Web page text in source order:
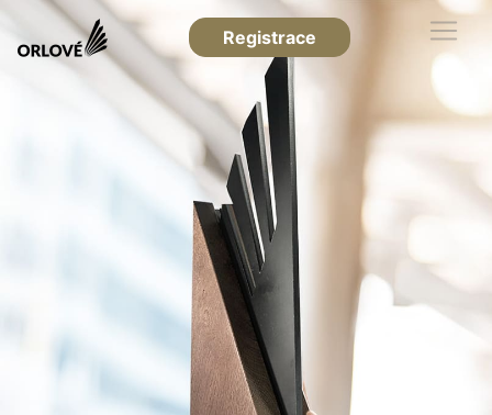
Registrace